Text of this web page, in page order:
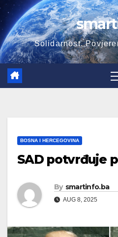
Skip
to
content
Solidarnost.
BOSNA I HERCEGOVINA
SAD potvrđuje
By smartinfo.ba
AUG 8, 2025